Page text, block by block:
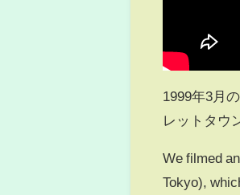
1999年3月
レットタウ
We filmed
Tokyo),